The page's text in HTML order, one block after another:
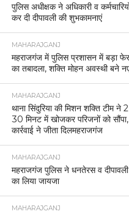
पुलिस अधीक्षक ने अधिकारी व
कर दी दीपावली की शुभकामनाएं
MAHARAJGANJ
महराजगंज में पुलिस प्रशासन में बड़ा
का तबादला, शक्ति मोहन अवस्थी बने
MAHARAJGANJ
थाना सिंदुरिया की मिशन शक्ति टीम ने
30 मिनट में खोजकर परिजनों को
कार्रवाई ने जीता दिलमहराजगंज
MAHARAJGANJ
महराजगंज पुलिस ने धनतेरस व दीपावली
का लिया जायजा
MAHARAJGANJ